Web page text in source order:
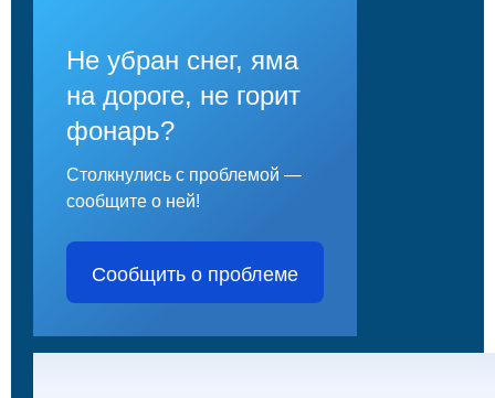
Не убран снег, яма
на дороге, не горит
фонарь?
Столкнулись с проблемой —
сообщите о ней!
Сообщить о проблеме